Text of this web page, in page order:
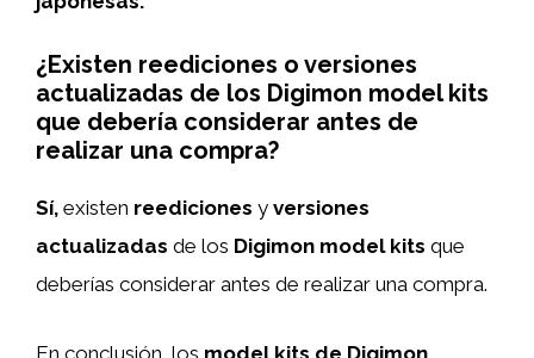
¿Existen reediciones o versiones
actualizadas de los Digimon model kits
que debería considerar antes de
realizar una compra?
Sí, existen reediciones y versiones
actualizadas de los Digimon model kits que
deberías considerar antes de realizar una compra.
En conclusión, los model kits de Digimon